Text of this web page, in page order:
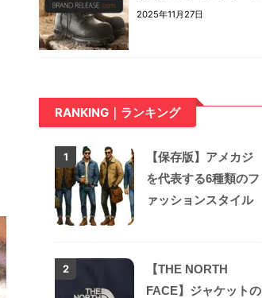
2025年11月27日
RANKING｜ランキング
1
【保存版】アメカジ
を代表する6種類のフ
ァッションスタイル
2
【THE NORTH
FACE】ジャケットの